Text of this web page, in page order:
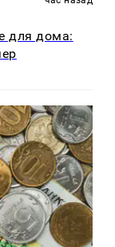
для дома: